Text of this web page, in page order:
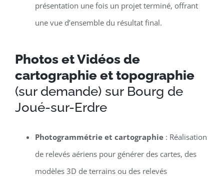
présentation une fois un projet terminé, offrant
une vue d’ensemble du résultat final.
Photos et Vidéos de
cartographie et topographie
(sur demande) sur Bourg de
Joué-sur-Erdre
Photogrammétrie et cartographie: Réalisation
de relevés aériens pour générer des cartes, des
modèles 3D de terrains ou des relevés